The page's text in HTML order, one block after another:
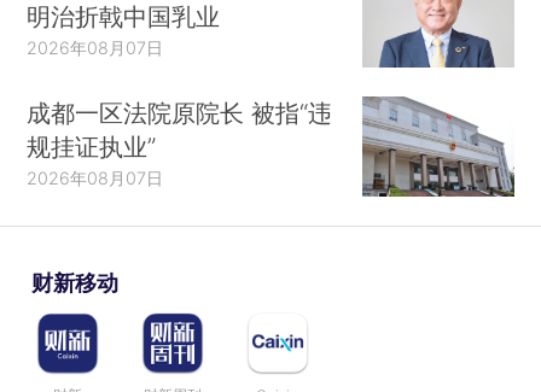
明治折戟中国乳业
2026年08月07日
成都一区法院原院长 被指“违
规挂证执业”
2026年08月07日
财新移动